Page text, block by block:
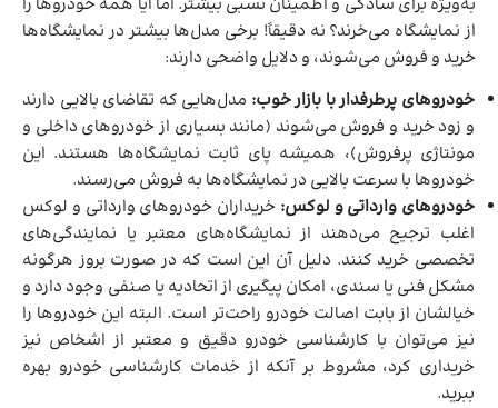
از نمایشگاه می‌خرند؟ نه دقیقاً! برخی مدل‌ها بیشتر در نمایشگاه‌ها
خرید و فروش می‌شوند، و دلایل واضحی دارند:
خودروهای پرطرفدار با بازار خوب: مدل‌هایی که تقاضای بالایی دارند
و زود خرید و فروش می‌شوند (مانند بسیاری از خودروهای داخلی و
مونتاژی پرفروش)، همیشه پای ثابت نمایشگاه‌ها هستند. این
خودروها با سرعت بالایی در نمایشگاه‌ها به فروش می‌رسند.
خودروهای وارداتی و لوکس: خریداران خودروهای وارداتی و لوکس
اغلب ترجیح می‌دهند از نمایشگاه‌های معتبر یا نمایندگی‌های
تخصصی خرید کنند. دلیل آن این است که در صورت بروز هرگونه
مشکل فنی یا سندی، امکان پیگیری از اتحادیه یا صنفی وجود دارد و
خیالشان از بابت اصالت خودرو راحت‌تر است. البته این خودروها را
نیز می‌توان با کارشناسی خودرو دقیق و معتبر از اشخاص نیز
خریداری کرد، مشروط بر آنکه از خدمات کارشناسی خودرو بهره
ببرید.